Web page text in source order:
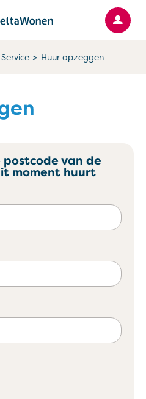
Service Huur opzeggen
van de
moment huurt